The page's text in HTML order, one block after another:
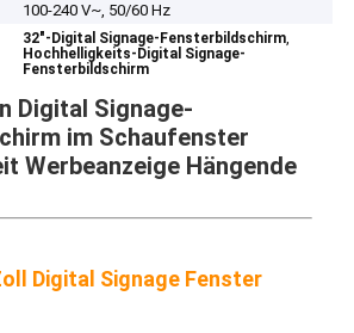
100-240 V~, 50/60 Hz
32"-Digital Signage-Fensterbildschirm,
Hochhelligkeits-Digital Signage-
Fensterbildschirm
Digital Signage-
im Schaufenster
Werbeanzeige Hängende
Digital Signage Fenster